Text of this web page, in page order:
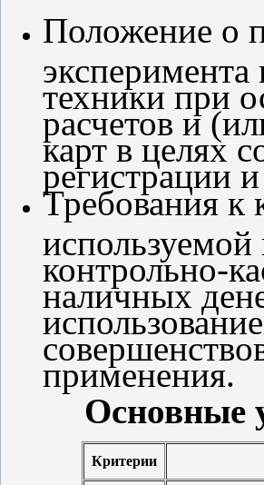
Положение о
техники при
расчетов и
карт в целях
регистрации
Требования к
контрольно-
наличных
применения.
Основные
Критерии